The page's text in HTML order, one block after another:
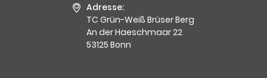
Adresse:
TC Grün-Weiß Brüser Berg
An der Haeschmaar 22
53125 Bonn